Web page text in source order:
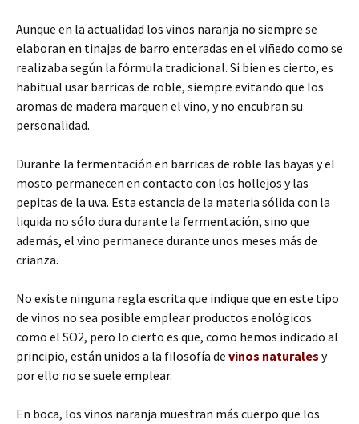
Aunque en la actualidad los vinos naranja no siempre se
elaboran en tinajas de barro enteradas en el viñedo como se
realizaba según la fórmula tradicional. Si bien es cierto, es
habitual usar barricas de roble, siempre evitando que los
aromas de madera marquen el vino, y no encubran su
personalidad.
Durante la fermentación en barricas de roble las bayas y el
mosto permanecen en contacto con los hollejos y las
pepitas de la uva. Esta estancia de la materia sólida con la
liquida no sólo dura durante la fermentación, sino que
además, el vino permanece durante unos meses más de
crianza.
No existe ninguna regla escrita que indique que en este tipo
de vinos no sea posible emplear productos enológicos
como el SO2, pero lo cierto es que, como hemos indicado al
principio, están unidos a la filosofía de vinos naturales y
por ello no se suele emplear.
En boca, los vinos naranja muestran más cuerpo que los